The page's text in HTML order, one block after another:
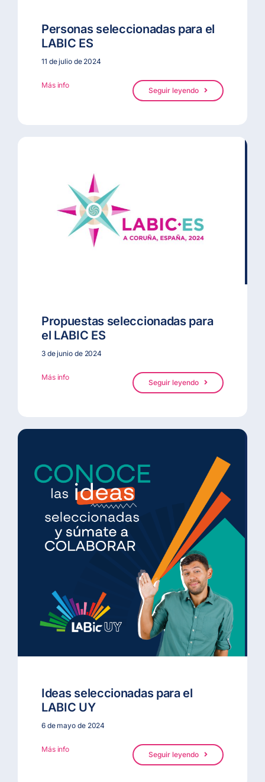
Personas seleccionadas para el
LABIC ES
11 de julio de 2024
Más info
Seguir leyendo
Propuestas seleccionadas para
el LABIC ES
3 de junio de 2024
Más info
Seguir leyendo
Ideas seleccionadas para el
LABIC UY
6 de mayo de 2024
Más info
Seguir leyendo